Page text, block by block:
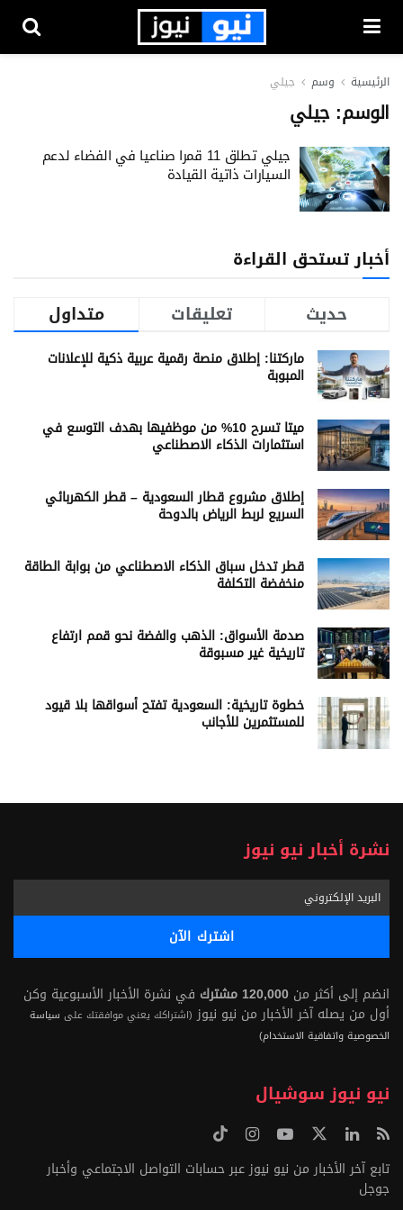
الرئيسية وسم جيلي
الوسم:جيلي
جيلي تطلق 11 قمرا صناعيا في الفضاء لدعم
السيارات ذاتية القيادة
أخبار تستحق القراءة
متداول
تعليقات حديث
ماركتنا: إطلاق منصة رقمية عربية ذكية للإعلانات
المبوبة
ميتا تسرح 10% من موظفيها بهدف التوسع في
استثمارات الذكاء الاصطناعي
إطلاق مشروع قطار السعودية – قطر الكهربائي
السريع لربط الرياض بالدوحة
قطر تدخل سباق الذكاء الاصطناعي من بوابة الطاقة
منخفضة التكلفة
صدمة الأسواق: الذهب والفضة نحو قمم ارتفاع
تاريخية غير مسبوقة
خطوة تاريخية: السعودية تفتح أسواقها بلا قيود
للمستثمرين للأجانب
نشرة أخبار نيو نيوز
انضم إلى أكثر من 120,000 مشترك
في نشرة الأخبار الأسبوعية وكن
أول من يصله آخر الأخبار من نيو نيوز (اشتراكك يعني موافقتك على سياسة
الخصوصية واتفاقية الاستخدام)
نيو نيوز سوشيال
تابع آخر الأخبار من نيو نيوز عبر حسابات التواصل الاجتماعي وأخبار
جوجل